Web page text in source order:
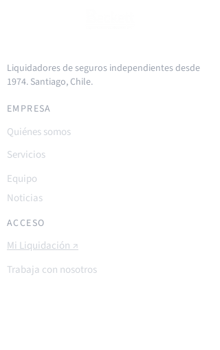
Liquidadores de seguros independientes desde
1974. Santiago, Chile.
EMPRESA
Quiénes somos
Servicios
Equipo
Noticias
ACCESO
Mi Liquidación ↗
Trabaja con nosotros